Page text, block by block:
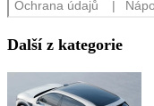
Další z kategorie